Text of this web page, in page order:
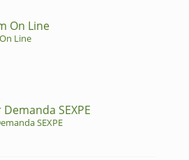
On Line
Line
SEXPE
SEXPE